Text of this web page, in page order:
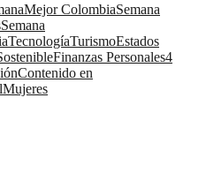
Mejor ColombiaSemana
Semana
TecnologíaTurismoEstados
Finanzas Personales4
Contenido en
Mujeres